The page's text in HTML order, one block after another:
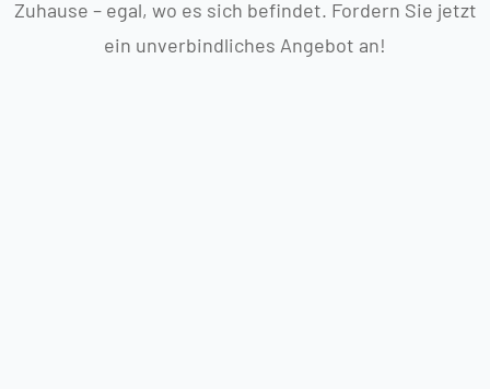
Zuhause – egal, wo es sich befindet. Fordern Sie jetzt
ein unverbindliches Angebot an!